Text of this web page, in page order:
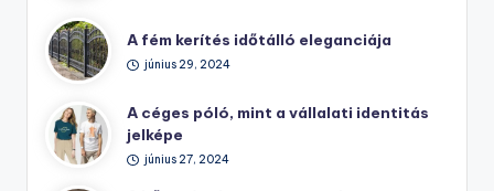
A fém kerítés időtálló eleganciája
június 29, 2024
A céges póló, mint a vállalati identitás
jelképe
június 27, 2024